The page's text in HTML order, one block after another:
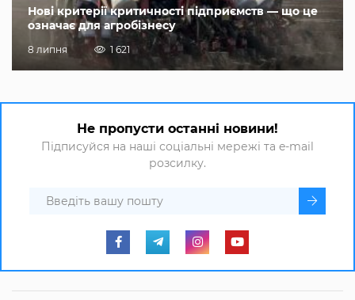
Нові критерії критичності підприємств — що це
означає для агробізнесу
8 липня 1 621
Не пропусти останні новини!
Підписуйся на наші соціальні мережі та e-mail
розсилку.